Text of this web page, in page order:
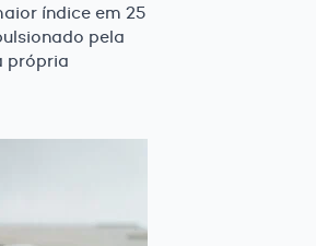
índice em 25
pela
própria